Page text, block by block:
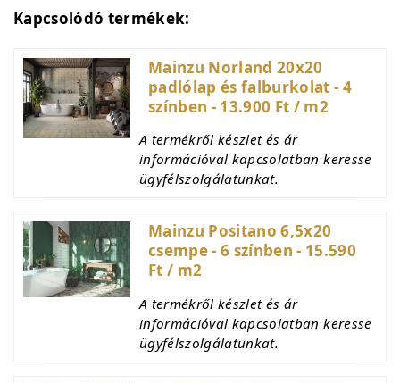
Kapcsolódó termékek:
Mainzu Norland 20x20
padlólap és falburkolat - 4
színben - 13.900 Ft / m2
A termékről készlet és ár
információval kapcsolatban keresse
ügyfélszolgálatunkat.
Mainzu Positano 6,5x20
csempe - 6 színben - 15.590
Ft / m2
A termékről készlet és ár
információval kapcsolatban keresse
ügyfélszolgálatunkat.